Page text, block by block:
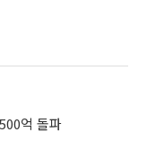
억 돌파